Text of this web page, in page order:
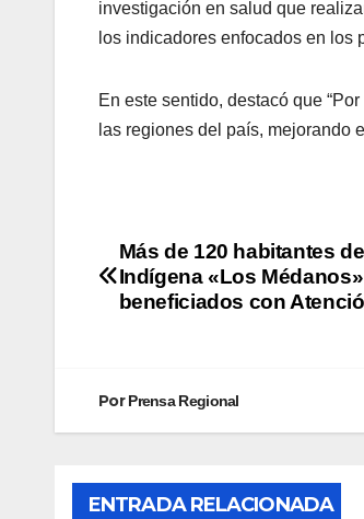
investigación en salud que
los indicadores enfocados en los
En este sentido, destacó que
las regiones del país, mejorando
Más de 120 habitantes
Indígena «Los
beneficiados con
PorPrensa Regional
ENTRADA RELACIONADA